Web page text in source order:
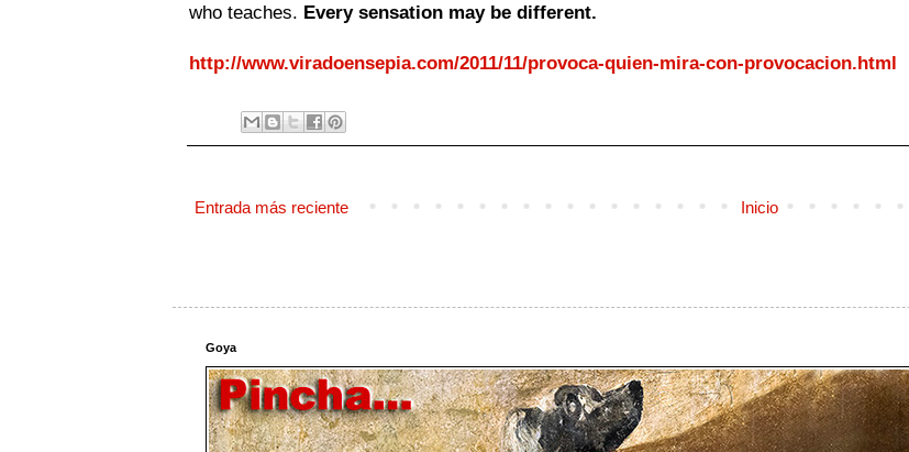
who teaches. Every sensation may be different.
http://www.viradoensepia.com/2011/11/provoca-quien-mira-con-provocacion.html
Entrada más reciente Inicio
Goya